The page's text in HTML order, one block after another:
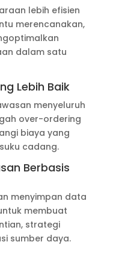
lebih efisien
merencanakan,
dalam satu
Lebih Baik
menyeluruh
over-ordering
biaya yang
cadang.
Berbasis
menyimpan data
membuat
strategi
sumber daya.